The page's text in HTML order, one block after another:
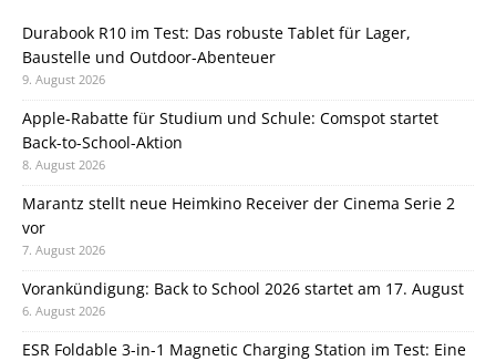
Durabook R10 im Test: Das robuste Tablet für Lager,
Baustelle und Outdoor-Abenteuer
9. August 2026
Apple-Rabatte für Studium und Schule: Comspot startet
Back-to-School-Aktion
8. August 2026
Marantz stellt neue Heimkino Receiver der Cinema Serie 2
vor
7. August 2026
Vorankündigung: Back to School 2026 startet am 17. August
6. August 2026
ESR Foldable 3-in-1 Magnetic Charging Station im Test: Eine